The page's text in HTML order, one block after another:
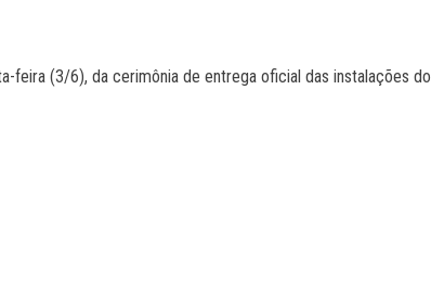
feira (3/6), da cerimônia de entrega oficial das instalações do